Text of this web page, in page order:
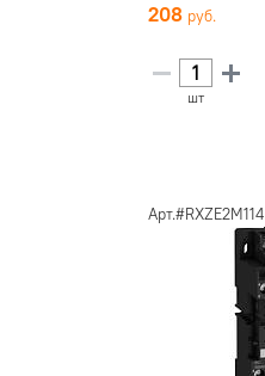
208
шт
Арт.#RXZE2M114